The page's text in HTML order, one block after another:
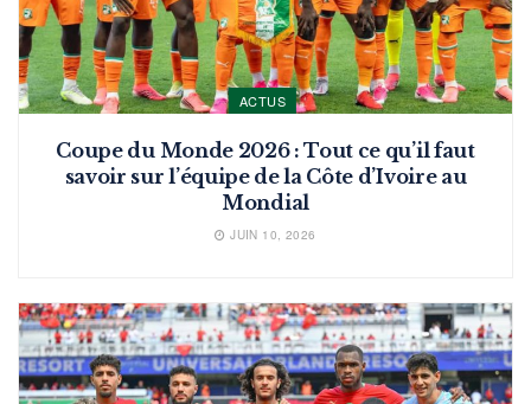
ACTUS
Coupe du Monde 2026 : Tout ce qu’il faut
savoir sur l’équipe de la Côte d’Ivoire au
Mondial
JUIN 10, 2026